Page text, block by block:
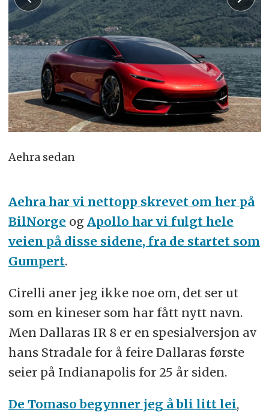
Aehra sedan
Aehra har vi nettopp skrevet om her på
BilNorge og Apollo har vi fulgt hele
veien på disse sidene, fra de startet som
Gumpert.
Cirelli aner jeg ikke noe om, det ser ut
som en kineser som har fått nytt navn.
Men Dallaras IR 8 er en spesialversjon av
hans Stradale for å feire Dallaras første
seier på Indianapolis for 25 år siden.
De Tomaso begynner jeg å bli litt lei,